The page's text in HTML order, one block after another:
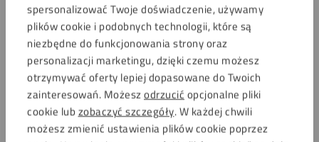
spersonalizować Twoje doświadczenie, używamy
plików cookie i podobnych technologii, które są
niezbędne do funkcjonowania strony oraz
personalizacji marketingu, dzięki czemu możesz
otrzymywać oferty lepiej dopasowane do Twoich
zainteresowań. Możesz odrzucić opcjonalne pliki
cookie lub zobaczyć szczegóły. W każdej chwili
możesz zmienić ustawienia plików cookie poprzez